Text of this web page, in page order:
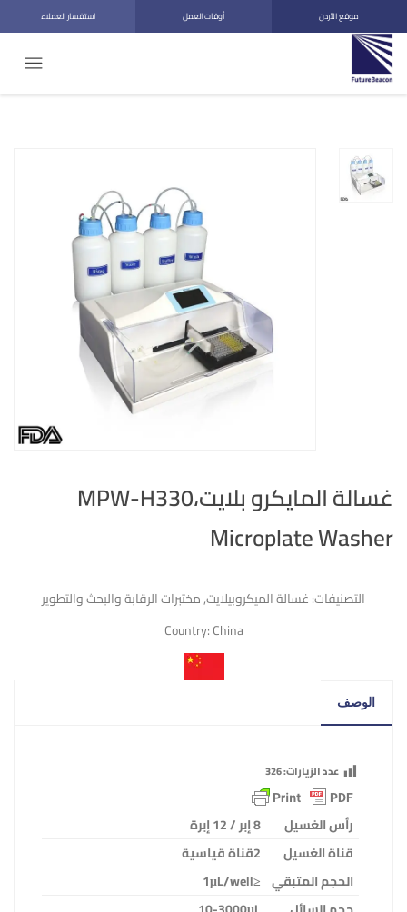
موقع الأردن أوقات العمل استفسار العملاء
غسالة المايكرو بلايت،MPW-H330
Microplate Washer
التصنيفات:غسالة الميكروبيلايت,مختبرات الرقابة والبحث والتطوير
Country:China
الوصف
عدد الزيارات:326
رأس الغسيل
8 إبر / 12 إبرة
قناة الغسيل
2قناة قياسية
الحجم المتبقي ≤1μL/well